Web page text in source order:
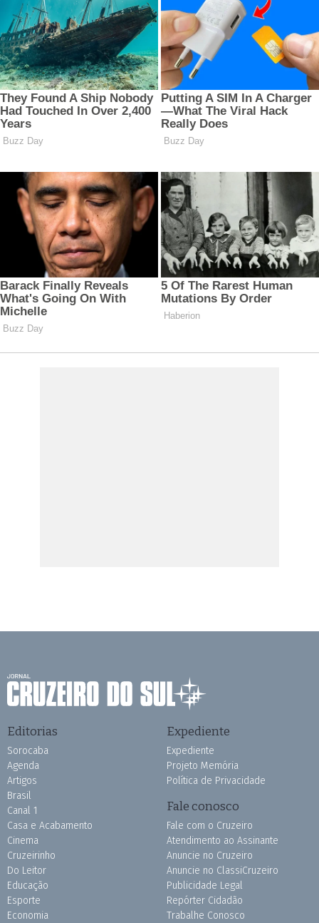
Editorias
Sorocaba
Agenda
Artigos
Brasil
Canal 1
Casa e Acabamento
Cinema
Cruzeirinho
Do Leitor
Educação
Esporte
Economia
Expediente
Expediente
Projeto Memória
Política de Privacidade
Fale conosco
Fale com o Cruzeiro
Atendimento ao Assinante
Anuncie no Cruzeiro
Anuncie no ClassiCruzeiro
Publicidade Legal
Repórter Cidadão
Trabalhe Conosco